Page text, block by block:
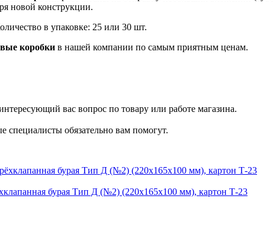
новой конструкции.
в упаковке: 25 или 30 шт.
коробки в нашей компании по самым приятным ценам.
вас вопрос по товару или работе магазина.
обязательно вам помогут.
бурая Тип Д (№2) (220x165x100 мм), картон Т-23